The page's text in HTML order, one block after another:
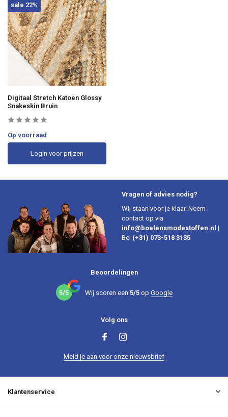
sale 22%
Digitaal Stretch Katoen Glossy
Snakeskin Bruin
Op voorraad
Login voor prijzen
Vragen of advies nodig?
Wij staan voor je klaar. Neem
contact op via
info@boelensmodestoffen.nl |
Bel (+31) 073-518 3135
Beoordelingen
5/5 Wij scoren een 5/5op Google
Volg ons
Meld je aan voor onze nieuwsbrief
Klantenservice